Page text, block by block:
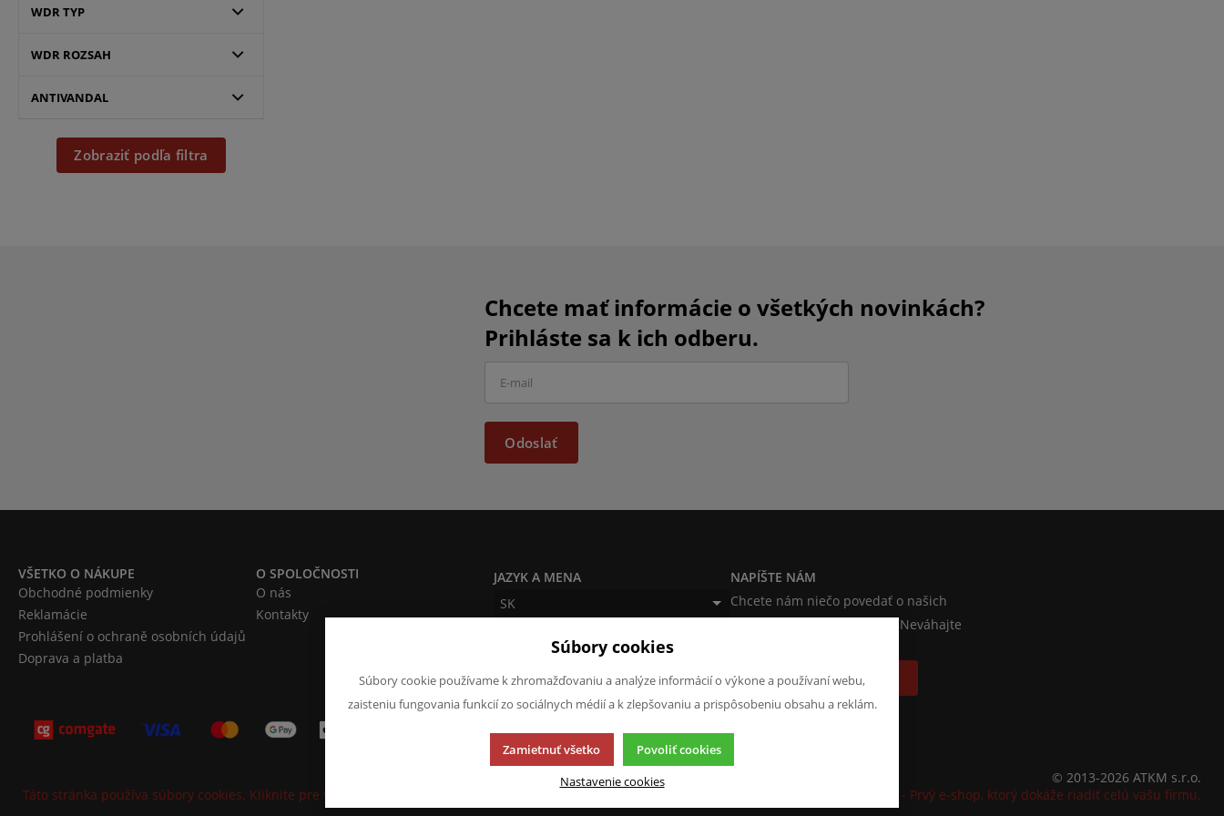
WDR TYP
WDR ROZSAH
ANTIVANDAL
Zobraziť podľa filtra
Chcete mať informácie o všetkých novinkách?
Prihláste sa k ich odberu.
Odoslať
VŠETKO O NÁKUPE
Obchodné podmienky
Reklamácie
Prohlášení o ochraně osobních údajů
Doprava a platba
O SPOLOČNOSTI
O nás
Kontakty
JAZYK A MENA
SK
NAPÍŠTE NÁM
Chcete nám niečo povedať o našich
produktoch alebo e-shope? Neváhajte
Chcem napísať správu
Táto stránka používa súbory cookies. Kliknite pre viac informácií.
© 2013-2026 ATKM s.r.o.
K2 e-shop - Prvý e-shop, ktorý dokáže riadiť celú vašu firmu.
Súbory cookies
Súbory cookie používame k zhromažďovaniu a analýze informácií o výkone a používaní webu,
zaisteniu fungovania funkcií zo sociálnych médií a k zlepšovaniu a prispôsobeniu obsahu a reklám.
Zamietnuť všetko Povoliť cookies
Nastavenie cookies